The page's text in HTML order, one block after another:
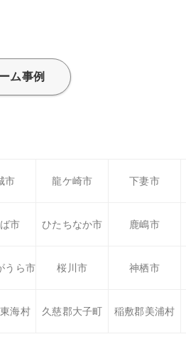
ム事例
市 龍ケ崎市 下妻市
市 ひたちなか市 鹿嶋市
うら市 桜川市 神栖市
海村 久慈郡大子町 稲敷郡美浦村